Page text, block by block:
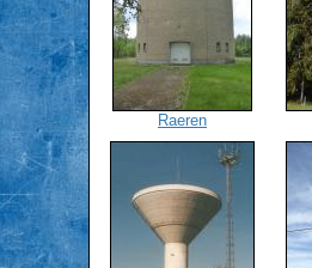
Raeren